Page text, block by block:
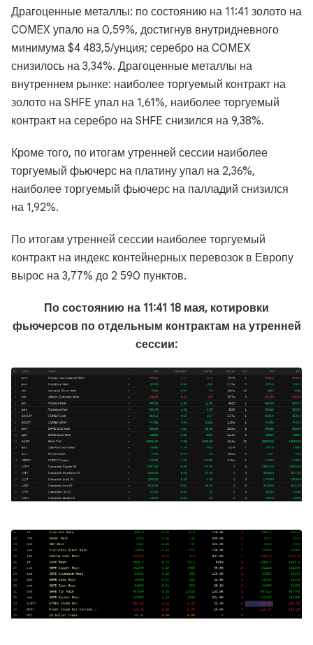
Драгоценные металлы: по состоянию на 11:41 золото на
COMEX упало на 0,59%, достигнув внутридневного
минимума $4 483,5/унция; серебро на COMEX
снизилось на 3,34%. Драгоценные металлы на
внутреннем рынке: наиболее торгуемый контракт на
золото на SHFE упал на 1,61%, наиболее торгуемый
контракт на серебро на SHFE снизился на 9,38%.
Кроме того, по итогам утренней сессии наиболее
торгуемый фьючерс на платину упал на 2,36%,
наиболее торгуемый фьючерс на палладий снизился
на 1,92%.
По итогам утренней сессии наиболее торгуемый
контракт на индекс контейнерных перевозок в Европу
вырос на 3,77% до 2 590 пунктов.
По состоянию на 11:41 18 мая, котировки
фьючерсов по отдельным контрактам на утренней
сессии: